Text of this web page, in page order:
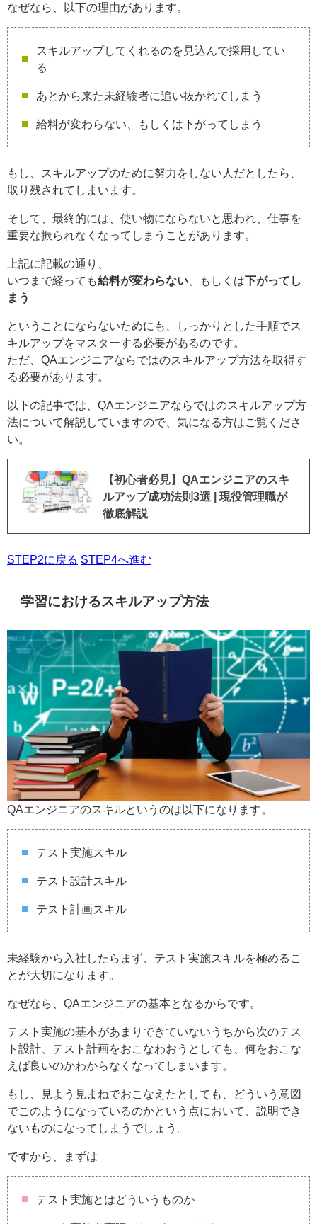
なぜなら、以下の理由があります。
スキルアップしてくれるのを見込んで採用してい
る
あとから来た未経験者に追い抜かれてしまう
給料が変わらない、もしくは下がってしまう
もし、スキルアップのために努力をしない人だとしたら、
取り残されてしまいます。
そして、最終的には、使い物にならないと思われ、仕事を
重要な振られなくなってしまうことがあります。
上記に記載の通り、
いつまで経っても給料が変わらない 、もしくは下がってし
まう
ということにならないためにも、しっかりとした手順でス
キルアップをマスターする必要があるのです。
ただ、QAエンジニアならではのスキルアップ方法を取得す
る必要があります。
以下の記事では、QAエンジニアならではのスキルアップ方
法について解説していますので、気になる方はご覧くださ
い。
【初心者必見】QAエンジニアのスキ
ルアップ成功法則3選 | 現役管理職が
徹底解説
STEP2に戻る STEP4へ進む
学習におけるスキルアップ方法
QAエンジニアのスキルというのは以下になります。
テスト実施スキル
テスト設計スキル
テスト計画スキル
未経験から入社したらまず、テスト実施スキルを極めるこ
とが大切になります。
なぜなら、QAエンジニアの基本となるからです。
テスト実施の基本があまりできていないうちから次のテス
ト設計、テスト計画をおこなわおうとしても、何をおこな
えば良いのかわからなくなってしまいます。
もし、見よう見まねでおこなえたとしても、どういう意図
でこのようになっているのかという点において、説明でき
ないものになってしまうでしょう。
ですから、まずは
テスト実施とはどういうものか